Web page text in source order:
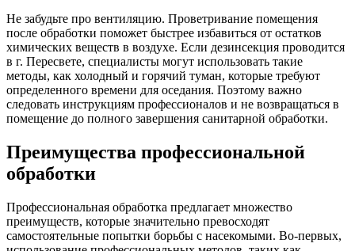
Не забудьте про вентиляцию. Проветривание помещения
после обработки поможет быстрее избавиться от остатков
химических веществ в воздухе. Если дезинсекция проводится
в г. Пересвете, специалисты могут использовать такие
методы, как холодный и горячий туман, которые требуют
определенного времени для оседания. Поэтому важно
следовать инструкциям профессионалов и не возвращаться в
помещение до полного завершения санитарной обработки.
Преимущества профессиональной
обработки
Профессиональная обработка предлагает множество
преимуществ, которые значительно превосходят
самостоятельные попытки борьбы с насекомыми. Во-первых,